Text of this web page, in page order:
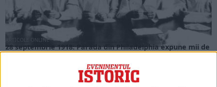
ARTICOLE ONLINE
28 septembrie 1918: Parada din Philadelphia expune mii de
oameni la gripa spaniolă
La 28 septembrie 1918, o paradă a Liberty Loan din
Philadelphia provoacă o epidemie uriașă de...